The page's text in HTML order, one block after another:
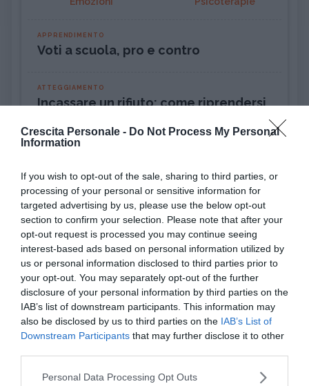
Crescita Personale - Do Not Process My Personal
Information
If you wish to opt-out of the sale, sharing to third parties, or
processing of your personal or sensitive information for
targeted advertising by us, please use the below opt-out
section to confirm your selection. Please note that after your
opt-out request is processed you may continue seeing
interest-based ads based on personal information utilized by
us or personal information disclosed to third parties prior to
your opt-out. You may separately opt-out of the further
disclosure of your personal information by third parties on the
IAB’s list of downstream participants. This information may
also be disclosed by us to third parties on the IAB’s List of
Downstream Participants that may further disclose it to other
Please note that this website/app uses one or more Google
Personal Data Processing Opt Outs
APPRENDIMENTO
Voti a scuola, pro e contro
ATTEGGIAMENTO
Incassare un rifiuto: come riprendersi
Pensiero magico: cos'è e perché può
rivelarsi util...
Ciclotimia, cos'è e come si cura
AMORE
Liberarsi dall'ossessione per una
persona